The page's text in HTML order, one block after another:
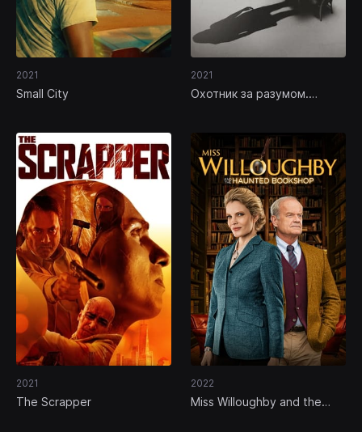
2021
Small City
2021
Охотник за разумом.
2021
The Scrapper
2022
Miss Willoughby and the